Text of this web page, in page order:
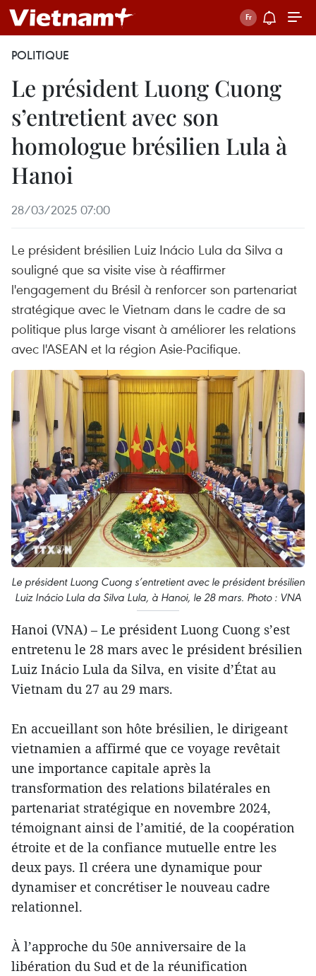
POLITIQUE
Le président Luong Cuong
s’entretient avec son
homologue brésilien Lula à
Hanoi
28/03/2025 07:00
Le président brésilien Luiz Inácio Lula da Silva a
souligné que sa visite vise à réaffirmer
l'engagement du Brésil à renforcer son partenariat
stratégique avec le Vietnam dans le cadre de sa
politique plus large visant à améliorer les relations
avec l'ASEAN et la région Asie-Pacifique.
Le président Luong Cuong s’entretient avec le président brésilien
Luiz Inácio Lula da Silva Lula, à Hanoi, le 28 mars. Photo : VNA
Hanoi (VNA) – Le président Luong Cuong s’est
entretenu le 28 mars avec le président brésilien
Luiz Inácio Lula da Silva, en visite d’État au
Vietnam du 27 au 29 mars.
En accueillant son hôte brésilien, le dirigeant
vietnamien a affirmé que ce voyage revêtait
une importance capitale après la
transformation des relations bilatérales en
partenariat stratégique en novembre 2024,
témoignant ainsi de l’amitié, de la coopération
étroite et de la confiance mutuelle entre les
deux pays. Il créera une dynamique pour
dynamiser et concrétiser le nouveau cadre
relationnel.
À l’approche du 50e anniversaire de la
libération du Sud et de la réunification